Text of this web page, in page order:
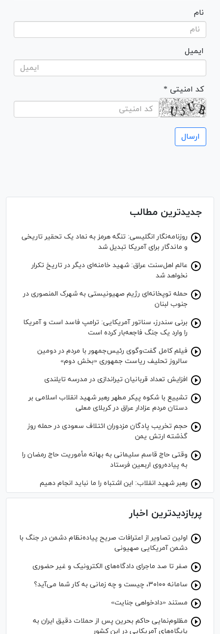
نام
ایمیل
* کد امنیتی
جدیدترین مطالب
روزنامه‌نگار انگلیسی: تنگه هرمز به نماد یک تحقیر تاریخی
و ماندگار برای آمریکا تبدیل شد
عالم اهل‌سنت عراق: شهید خامنه‌ای دیگر در تاریخ تکرار
نخواهد شد
حمله توپخانه‌ای رژیم صهیونیستی به شهرک المنصوری در
جنوب لبنان
برنی سندرز، سناتور آمریکایی: ترامپ فاسد است و آمریکا
را وارد یک جنگ فاجعه‌بار کرده است
فیلم کامل گفت‌وگوی رئیس‌جمهور با مردم در دومین
سالروز تحلیف ریاست جمهوری «بخش دوم»
افزایش تعداد قربانیان تیراندازی در مدرسه تایلندی
تشییع با شکوه پیکر مطهر رهبر شهید انقلاب اسلامی بر
دستان مردم عزادار عراق در کربلای معلی
حجم تخریب پادگان مزدوران ائتلاف سعودی در حمله روز
گذشته ارتش یمن
وقتی حاج قاسم سلیمانی به بهانه مأموریت حاج رمضان را
به پیاده‌روی اربعین فرستاد
رهبر شهید انقلاب: این اشتباه را ما نباید انجام دهیم
پربازدیدترین اخبار
اولین تصاویر از اعترافات صریح پیاده‌نظام‌ دشمن در جنگ با
دشمن آمریکایی صهیونی
صفر تا صد ماجرای دادگاه‌های الکترونیک و غیر حضوری
سامانه ۳۰۱۰۰، چیست و چه زمانی به کار شما می‌آید؟
مستند «دادخواهی جنایت»
مظلوم‌نمایی حاکم بحرین پس از حملات دقیق ایران به
پایگاه‌های آمریکایی در این کشور